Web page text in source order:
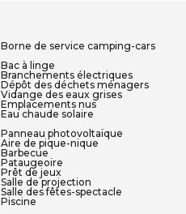
Borne de service camping-cars
Bac à linge
Branchements électriques
Dépôt des déchets ménagers
Vidange des eaux grises
Emplacements nus
Eau chaude solaire
Panneau photovoltaïque
Aire de pique-nique
Barbecue
Pataugeoire
Prêt de jeux
Salle de projection
Salle des fêtes-spectacle
Piscine